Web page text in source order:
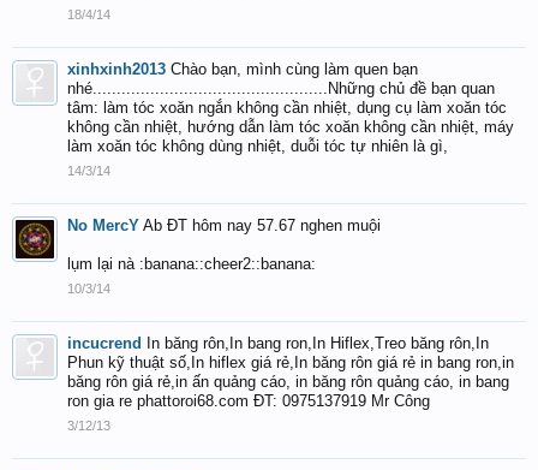
18/4/14
xinhxinh2013 Chào bạn, mình cùng làm quen bạn
nhé.................................................Những chủ đề bạn quan
tâm: làm tóc xoăn ngắn không cần nhiệt, dụng cụ làm xoăn tóc
không cần nhiệt, hướng dẫn làm tóc xoăn không cần nhiệt, máy
làm xoăn tóc không dùng nhiệt, duỗi tóc tự nhiên là gì,
14/3/14
No MercY Ab ĐT hôm nay 57.67 nghen muội
lụm lại nà :banana::cheer2::banana:
10/3/14
incucrend
In băng rôn,In bang ron,In Hiflex,Treo băng rôn,In
Phun kỹ thuật số,In hiflex giá rẻ,In băng rôn giá rẻ in bang ron,in
băng rôn giá rẻ,in ấn quảng cáo, in băng rôn quảng cáo, in bang
ron gia re phattoroi68.com ĐT: 0975137919 Mr Công
3/12/13